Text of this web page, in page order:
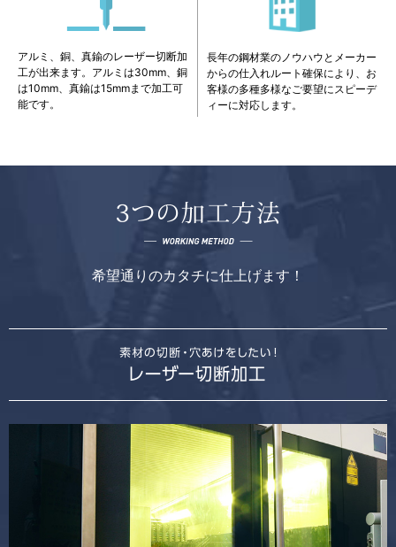
アルミ、銅、真鍮のレーザー切断加
工が出来ます。アルミは30mm、銅
は10mm、真鍮は15mmまで加工可
能です。
長年の鋼材業のノウハウとメーカー
からの仕入れルート確保により、お
客様の多種多様なご要望にスピーデ
ィーに対応します。
希望通りのカタチに仕上げます！